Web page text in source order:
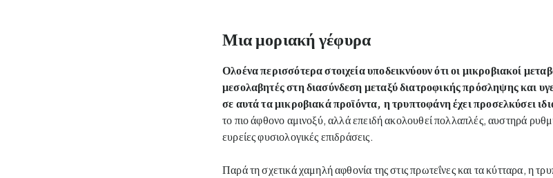
Μια μοριακή γέφυρα
Ολοένα περισσότερα στοιχεία υποδεικνύουν ότι οι μικροβιακοί
μεσολαβητές στη διασύνδεση μεταξύ διατροφικής πρόσληψης και
σε αυτά τα μικροβιακά προϊόντα, η τρυπτοφάνη έχει προσελκύσει
το πιο άφθονο αμινοξύ, αλλά επειδή ακολουθεί πολλαπλές, αυστηρά
ευρείες φυσιολογικές επιδράσεις.
Παρά τη σχετικά χαμηλή αφθονία της στις πρωτεΐνες και τα κύτταρα, η